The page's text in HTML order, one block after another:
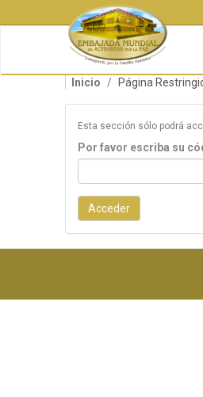
Inicio Página
Esta sección sólo podrá
Por favor escriba su
Acceder